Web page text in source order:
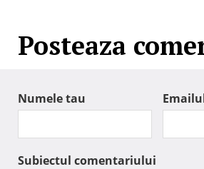
Posteaza
Numele tau
Subiectul comentariului